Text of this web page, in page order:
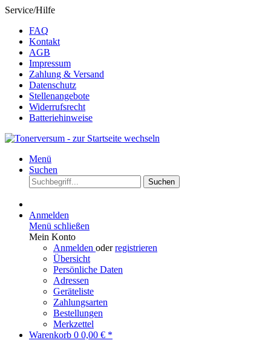
Service/Hilfe
FAQ
Kontakt
AGB
Impressum
Zahlung & Versand
Datenschutz
Stellenangebote
Widerrufsrecht
Batteriehinweise
Menü
Suchen
Suchen
Anmelden
Menü schließen
Mein Konto
Anmelden oderregistrieren
Übersicht
Persönliche Daten
Adressen
Geräteliste
Zahlungsarten
Bestellungen
Merkzettel
Warenkorb 0 0,00 € *